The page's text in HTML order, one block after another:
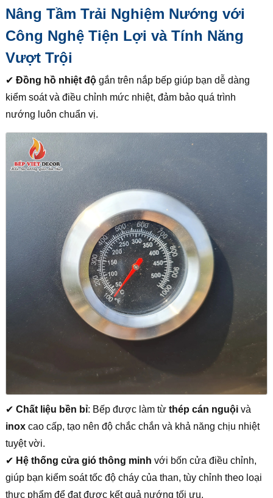
Nâng Tầm Trải Nghiệm Nướng với
Công Nghệ Tiện Lợi và Tính Năng
Vượt Trội
✔ Đồng hồ nhiệt độgắn trên nắp bếp giúp bạn dễ dàng
kiểm soát và điều chỉnh mức nhiệt, đảm bảo quá trình
nướng luôn chuẩn vị.
✔ Chất liệu bền bỉ: Bếp được làm từ thép cán nguộivà
inoxcao cấp, tạo nên độ chắc chắn và khả năng chịu nhiệt
tuyệt vời.
✔ Hệ thống cửa gió thông minh với bốn cửa điều chỉnh,
giúp bạn kiểm soát tốc độ cháy của than, tùy chỉnh theo loại
thực phẩm để đạt được kết quả nướng tối ưu.